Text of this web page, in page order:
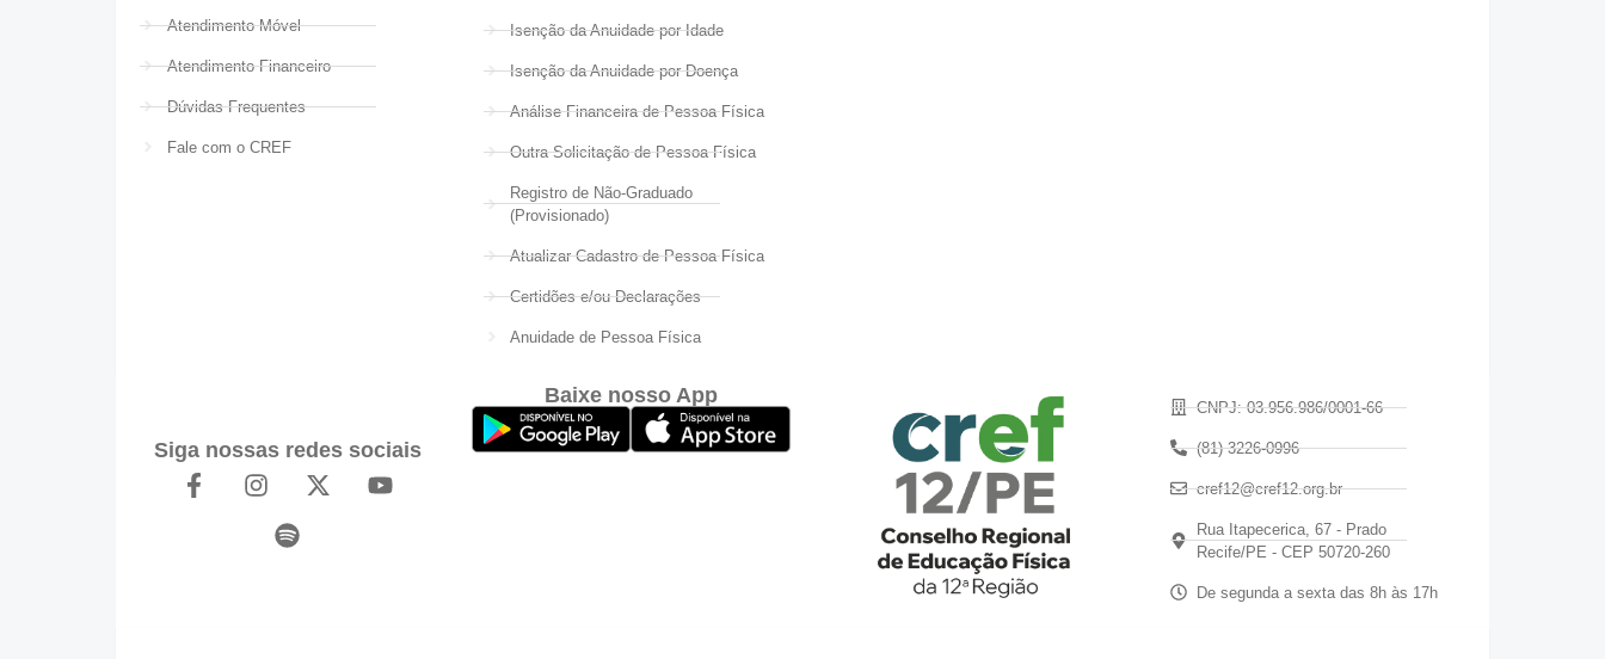
Atendimento Móvel
Atendimento Financeiro
Dúvidas Frequentes
Fale com o CREF
Isenção da Anuidade por Idade
Isenção da Anuidade por Doença
Análise Financeira de Pessoa Física
Outra Solicitação de Pessoa Física
Registro de Não-Graduado
(Provisionado)
Atualizar Cadastro de Pessoa Física
Certidões e/ou Declarações
Anuidade de Pessoa Física
Siga nossas redes sociais
Baixe nosso App
CNPJ: 03.956.986/0001-66
(81) 3226-0996
cref12@cref12.org.br
Rua Itapecerica, 67 - Prado
Recife/PE - CEP 50720-260
De segunda a sexta das 8h às 17h